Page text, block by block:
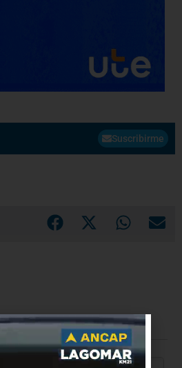
Suscribirme